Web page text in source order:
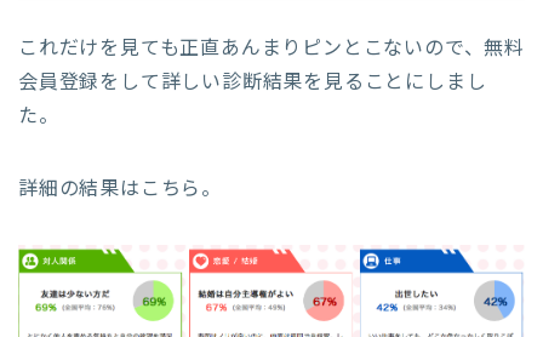
これだけを見ても正直あんまりピンとこないので、無料
会員登録をして詳しい診断結果を見ることにしまし
た。
詳細の結果はこちら。